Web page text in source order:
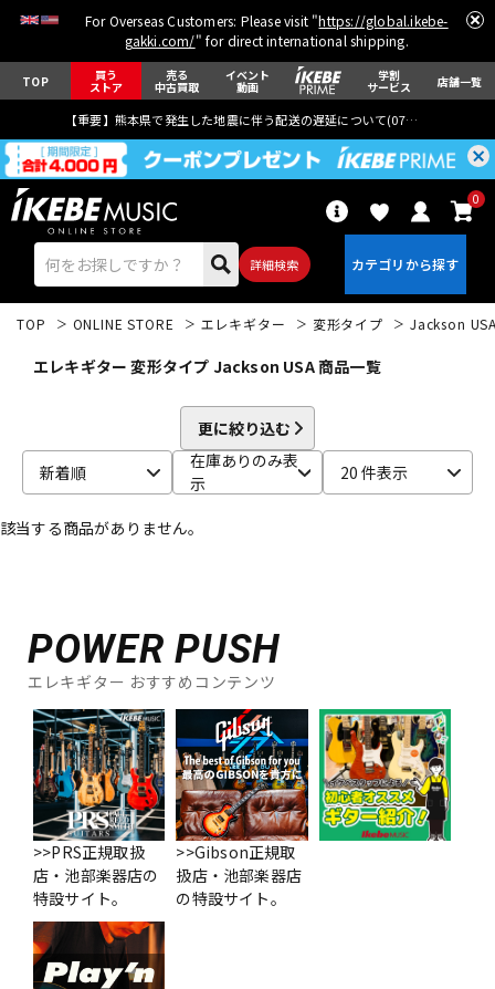
For Overseas Customers: Please visit "https://global.ikebe-
gakki.com/" for direct international shipping.
TOP 買う
ストア
売る
中古買取
イベント
動画
学割
サービス 店舗一覧
【重要】熊本県で発生した地震に伴う配送の遅延について(07月29日
詳細検索
0
エレキギター アコギ/エレアコ
ベース
キーボード
管楽器 その他楽器
アンプ エフェクター
DJ機器
TOP ONLINE STORE エレキギター 変形タイプ Jackson
エレキギター 変形タイプ Jackson USA 商品一覧
更に絞り込む
新着順
在庫ありのみ表
示
20 件表示
該当する商品がありません。
POWER PUSH
エレキギター おすすめコンテンツ
>>PRS正規取扱
店・池部楽器店の
特設サイト。
>>Gibson正規取
扱店・池部楽器店
の特設サイト。